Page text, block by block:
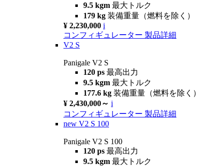
9.5 kgm 最大トルク
179 kg 装備重量（燃料を除く）
¥ 2,230,000 i
コンフィギュレーター 製品詳細
V2 S
Panigale V2 S
120 ps 最高出力
9.5 kgm 最大トルク
177.6 kg 装備重量（燃料を除く）
¥ 2,430,000～ i
コンフィギュレーター 製品詳細
new V2 S 100
Panigale V2 S 100
120 ps 最高出力
9.5 kgm 最大トルク